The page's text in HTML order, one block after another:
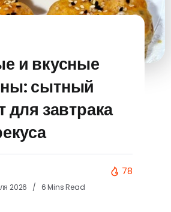
и вкусные
сытный
для завтрака
2026 6 Mins Read
78